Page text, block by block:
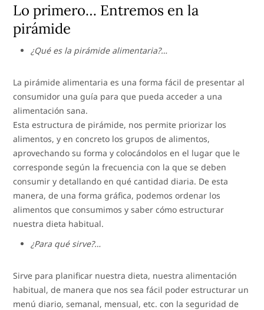
Lo primero… Entremos en la
pirámide
¿Qué es la pirámide alimentaria?…
La pirámide alimentaria es una forma fácil de presentar al
consumidor una guía para que pueda acceder a una
alimentación sana.
Esta estructura de pirámide, nos permite priorizar los
alimentos, y en concreto los grupos de alimentos,
aprovechando su forma y colocándolos en el lugar que le
corresponde según la frecuencia con la que se deben
consumir y detallando en qué cantidad diaria. De esta
manera, de una forma gráfica, podemos ordenar los
alimentos que consumimos y saber cómo estructurar
nuestra dieta habitual.
¿Para qué sirve?…
Sirve para planificar nuestra dieta, nuestra alimentación
habitual, de manera que nos sea fácil poder estructurar un
menú diario, semanal, mensual, etc. con la seguridad de